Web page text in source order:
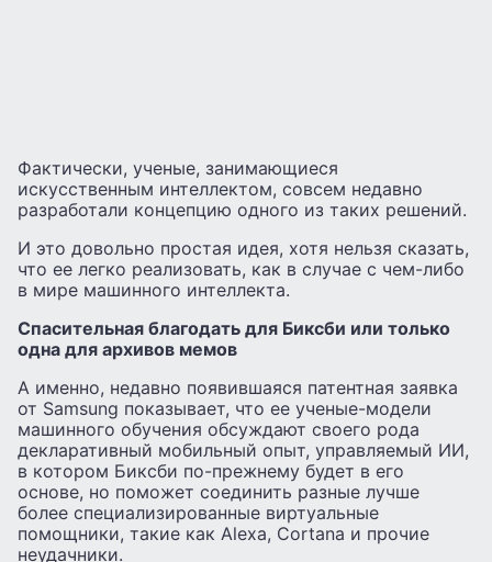
Фактически, ученые, занимающиеся
искусственным интеллектом, совсем недавно
разработали концепцию одного из таких решений.
И это довольно простая идея, хотя нельзя сказать,
что ее легко реализовать, как в случае с чем-либо
в мире машинного интеллекта.
Спасительная благодать для Биксби или только
одна для архивов мемов
А именно, недавно появившаяся патентная заявка
от Samsung показывает, что ее ученые-модели
машинного обучения обсуждают своего рода
декларативный мобильный опыт, управляемый ИИ,
в котором Биксби по-прежнему будет в его
основе, но поможет соединить разные лучше
более специализированные виртуальные
помощники, такие как Alexa, Cortana и прочие
неудачники.